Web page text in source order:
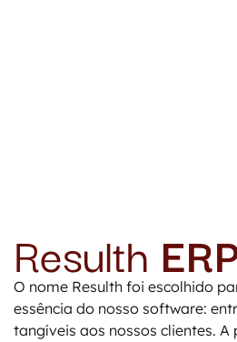
Resulth
O nome Resulth foi escolhido
essência do nosso software:
tangíveis aos nossos clientes. A